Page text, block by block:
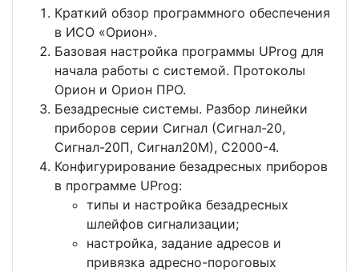
Краткий обзор программного обеспечения
в ИСО «Орион».
Базовая настройка программы UProg для
начала работы с системой. Протоколы
Орион и Орион ПРО.
Безадресные системы. Разбор линейки
приборов серии Сигнал (Сигнал-20,
Сигнал-20П, Сигнал20М), С2000-4.
Конфигурирование безадресных приборов
в программе UProg:
типы и настройка безадресных
шлейфов сигнализации;
настройка, задание адресов и
привязка адресно-пороговых